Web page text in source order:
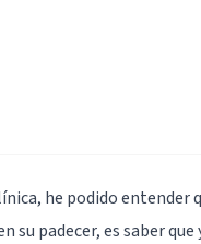
he podido entender
padecer, es saber que